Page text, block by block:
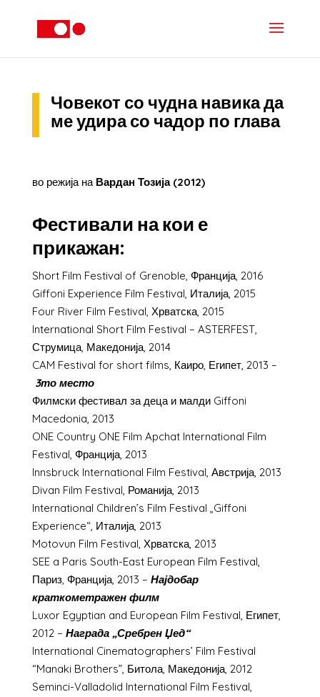
Човекот со чудна навика да
ме удира со чадор по глава
во режија наВардан Тозија (2012)
Фестивали на кои е
прикажан:
Short Film Festival of Grenoble, Франција, 2016
Giffoni Experience Film Festival, Италија, 2015
Four River Film Festival, Хрватска, 2015
International Short Film Festival – ASTERFEST,
Струмица, Македонија, 2014
CAM Festival for short films, Каиро, Египет, 2013 –
3то место
Филмски фестивал за деца и малди Giffoni
Macedonia, 2013
ONE Country ONE Film Apchat International Film
Festival, Франција, 2013
Innsbruck International Film Festival, Австрија, 2013
Divan Film Festival, Романија, 2013
International Children’s Film Festival „Giffoni
Experience“, Италија, 2013
Motovun Film Festival, Хрватска, 2013
SEE a Paris South-East European Film Festival,
Париз, Франција, 2013 – Најдобар
краткометражен филм
Luxor Egyptian and European Film Festival, Египет,
2012 – Награда „Сребрен Џед“
International Cinematographers’ Film Festival
“Manaki Brothers”, Битола, Македонија, 2012
Seminci-Valladolid International Film Festival,